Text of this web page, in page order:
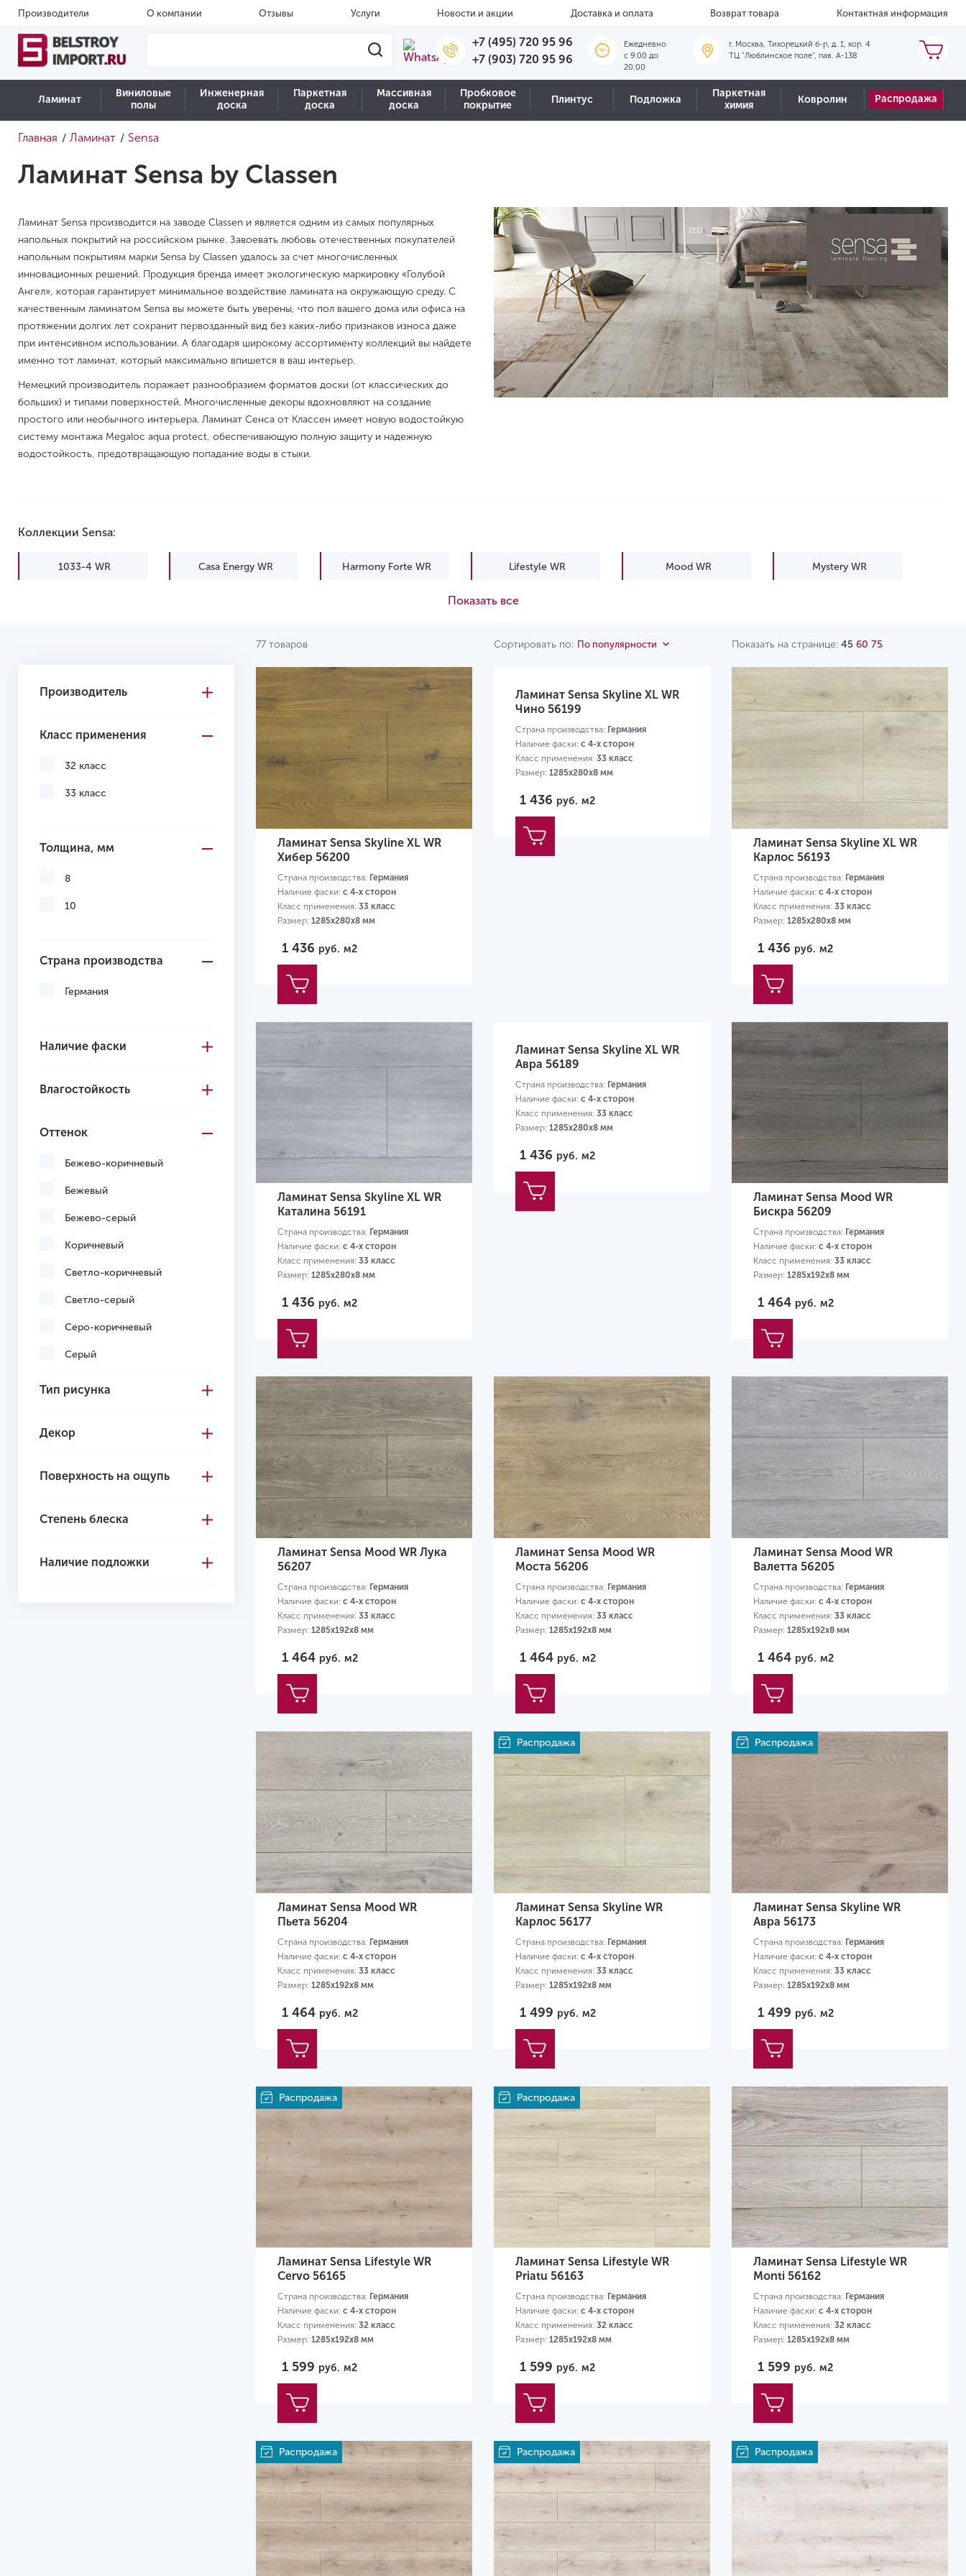
Производители О компании Отзывы Услуги Новости и акции Доставка и оплата Возврат товара Контактная информация
+7 (495) 720 95 96
+7 (903) 720 95 96
Ежедневно
c 9:00 до
20:00
г. Москва, Тихорецкий б-р, д. 1, кор. 4
ТЦ "Люблинское поле", пав. А-138
Ламинат
Виниловые
полы
Инженерная
доска
Паркетная
доска
Массивная
доска
Пробковое
покрытие
Плинтус Подложка
Паркетная
химия
Ковролин Распродажа
Главная / Ламинат / Sensa
Ламинат Sensa by Classen
Ламинат Sensa производится на заводе Classen и является одним из самых популярных
напольных покрытий на российском рынке. Завоевать любовь отечественных покупателей
напольным покрытиям марки Sensa by Classen удалось за счет многочисленных
инновационных решений. Продукция бренда имеет экологическую маркировку «Голубой
Ангел», которая гарантирует минимальное воздействие ламината на окружающую среду. С
качественным ламинатом Sensa вы можете быть уверены, что пол вашего дома или офиса на
протяжении долгих лет сохранит первозданный вид без каких-либо признаков износа даже
при интенсивном использовании. А благодаря широкому ассортименту коллекций вы найдете
именно тот ламинат, который максимально впишется в ваш интерьер.
Немецкий производитель поражает разнообразием форматов доски (от классических до
больших) и типами поверхностей. Многочисленные декоры вдохновляют на создание
простого или необычного интерьера. Ламинат Сенса от Классен имеет новую водостойкую
систему монтажа Megaloc aqua protect, обеспечивающую полную защиту и надежную
водостойкость, предотвращающую попадание воды в стыки.
Коллекции Sensa:
1033-4 WR Casa Energy WR Harmony Forte WR Lifestyle WR Mood WR Mystery WR
Показать все
77 товаров Сортировать по: По популярности Показать на странице: 45 60 75
Производитель
Класс применения
32 класс
33 класс
Толщина, мм
8
10
Страна производства
Германия
Наличие фаски
Влагостойкость
Оттенок
Бежево-коричневый
Бежевый
Бежево-серый
Коричневый
Светло-коричневый
Светло-серый
Серо-коричневый
Серый
Черный
Тип рисунка
Декор
Поверхность на ощупь
Степень блеска
Наличие подложки
Ламинат Sensa Skyline XL WR
Хибер 56200
Страна производства: Германия
Наличие фаски: с 4-х сторон
Класс применения: 33 класс
Размер: 1285х280х8 мм
1 436 руб. м2
Ламинат Sensa Skyline XL WR
Чино 56199
Страна производства: Германия
Наличие фаски: с 4-х сторон
Класс применения: 33 класс
Размер: 1285х280х8 мм
1 436 руб. м2
Ламинат Sensa Skyline XL WR
Карлос 56193
Страна производства: Германия
Наличие фаски: с 4-х сторон
Класс применения: 33 класс
Размер: 1285х280х8 мм
1 436 руб. м2
Ламинат Sensa Skyline XL WR
Каталина 56191
Страна производства: Германия
Наличие фаски: с 4-х сторон
Класс применения: 33 класс
Размер: 1285х280х8 мм
1 436 руб. м2
Ламинат Sensa Skyline XL WR
Авра 56189
Страна производства: Германия
Наличие фаски: с 4-х сторон
Класс применения: 33 класс
Размер: 1285х280х8 мм
1 436 руб. м2
Ламинат Sensa Mood WR
Бискра 56209
Страна производства: Германия
Наличие фаски: с 4-х сторон
Класс применения: 33 класс
Размер: 1285х192х8 мм
1 464 руб. м2
Ламинат Sensa Mood WR Лука
56207
Страна производства: Германия
Наличие фаски: с 4-х сторон
Класс применения: 33 класс
Размер: 1285х192х8 мм
1 464 руб. м2
Ламинат Sensa Mood WR
Моста 56206
Страна производства: Германия
Наличие фаски: с 4-х сторон
Класс применения: 33 класс
Размер: 1285х192х8 мм
1 464 руб. м2
Ламинат Sensa Mood WR
Валетта 56205
Страна производства: Германия
Наличие фаски: с 4-х сторон
Класс применения: 33 класс
Размер: 1285х192х8 мм
1 464 руб. м2
Ламинат Sensa Mood WR
Пьета 56204
Страна производства: Германия
Наличие фаски: с 4-х сторон
Класс применения: 33 класс
Размер: 1285х192х8 мм
1 464 руб. м2
Распродажа
Ламинат Sensa Skyline WR
Карлос 56177
Страна производства: Германия
Наличие фаски: с 4-х сторон
Класс применения: 33 класс
Размер: 1285х192х8 мм
1 499 руб. м2
Распродажа
Ламинат Sensa Skyline WR
Авра 56173
Страна производства: Германия
Наличие фаски: с 4-х сторон
Класс применения: 33 класс
Размер: 1285х192х8 мм
1 499 руб. м2
Распродажа
Ламинат Sensa Lifestyle WR
Cervo 56165
Страна производства: Германия
Наличие фаски: с 4-х сторон
Класс применения: 32 класс
Размер: 1285х192х8 мм
1 599 руб. м2
Распродажа
Ламинат Sensa Lifestyle WR
Priatu 56163
Страна производства: Германия
Наличие фаски: с 4-х сторон
Класс применения: 32 класс
Размер: 1285х192х8 мм
1 599 руб. м2
Ламинат Sensa Lifestyle WR
Monti 56162
Страна производства: Германия
Наличие фаски: с 4-х сторон
Класс применения: 32 класс
Размер: 1285х192х8 мм
1 599 руб. м2
Распродажа Распродажа Распродажа